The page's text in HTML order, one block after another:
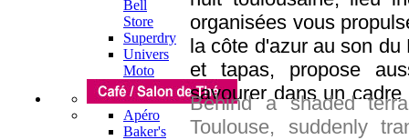
Behind a shaded
Toulouse, suddenly
organisées vous
la côte d'azur au son
et tapas, propose
savourer dans un
long de la semaine.
Bell
Store
Superdry
Univers
Moto
Apéro
Baker's